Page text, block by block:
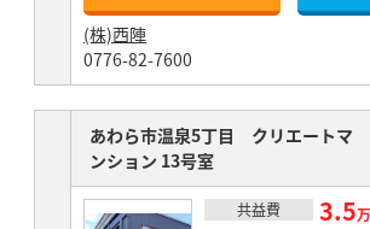
(株)西陣
0776-82-7600
あわら市温泉5丁目 クリエートマ
ンション 13号室
賃料 3.5
共益費